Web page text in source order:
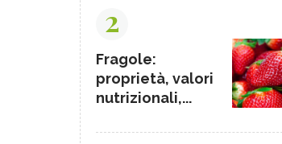
2
Fragole:
proprietà, valori
nutrizionali,...